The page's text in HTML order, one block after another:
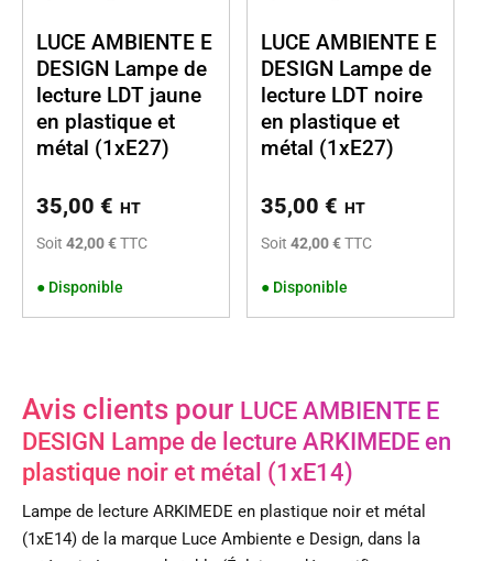
LUCE AMBIENTE E
DESIGN Lampe de
lecture LDT jaune
en plastique et
métal (1xE27)
35,00 € HT
Soit 42,00 €TTC
● Disponible
LUCE AMBIENTE E
DESIGN Lampe de
lecture LDT noire
en plastique et
métal (1xE27)
35,00 € HT
Soit 42,00 €TTC
● Disponible
Avis clients pour LUCE AMBIENTE E
DESIGN Lampe de lecture ARKIMEDE en
plastique noir et métal (1xE14)
Lampe de lecture ARKIMEDE en plastique noir et métal
(1xE14) de la marque Luce Ambiente e Design, dans la